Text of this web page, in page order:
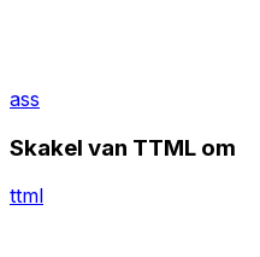
ass
Skakel van TTML om
ttml